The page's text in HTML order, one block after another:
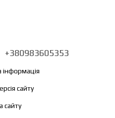
+380983605353
інформація
сайту
сайту